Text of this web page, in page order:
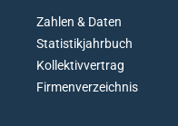
Zahlen & Daten
Statistikjahrbuch
Kollektivvertrag
Firmenverzeichnis